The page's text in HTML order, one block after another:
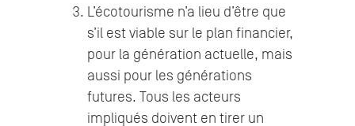
L’écotourisme n’a lieu d’être que
s’il est viable sur le plan financier,
pour la génération actuelle, mais
aussi pour les générations
futures. Tous les acteurs
impliqués doivent en tirer un